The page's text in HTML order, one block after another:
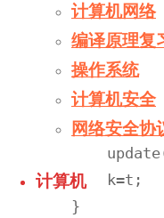
计算机网络
编译原理复
操作系统
计算机安全
网络安全协
计算机
void
int
    l[t]=k;
    k=t;
}